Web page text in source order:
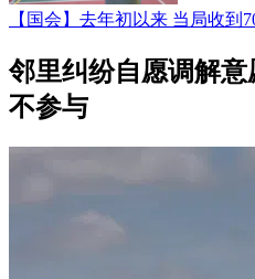
【国会】去年初以来 当局收到
邻里纠纷自愿调解
不参与